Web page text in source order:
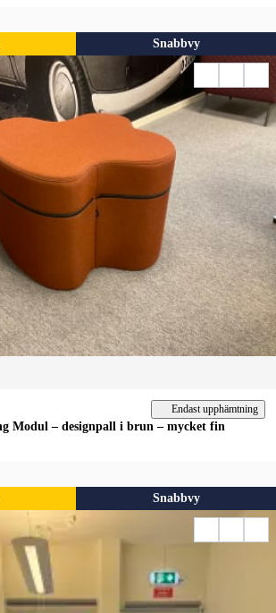
Snabbvy
Endast upphämtning
Modul – designpall i brun – mycket fin
Snabbvy